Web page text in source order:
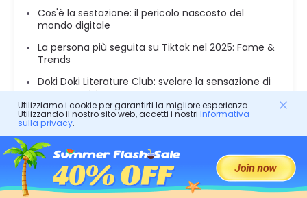
Cos'è la sestazione: il pericolo nascosto del
mondo digitale
La persona più seguita su Tiktok nel 2025: Fame &
Trends
Doki Doki Literature Club: svelare la sensazione di
romanzo visivo
Giochi come Naughty Bear: 10 alternative
contorte e divertenti
Cos'è il sesso del telefono: guida dei genitori e
consigli sulla sicurezza dei bambini
L'app ABPV è sicura: comprendere i suoi potenziali
Utilizziamo i cookie per garantirti la migliore esperienza.
Utilizzando il nostro sito web, accetti i nostri Informativa
sulla privacy.